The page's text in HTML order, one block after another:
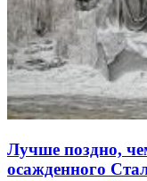
Лучше поздно,
осажденного